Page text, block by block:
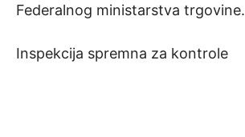
Federalnog ministarstva trgovine.
Inspekcija spremna za kontrole